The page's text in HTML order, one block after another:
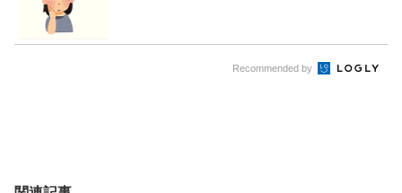
Recommended by